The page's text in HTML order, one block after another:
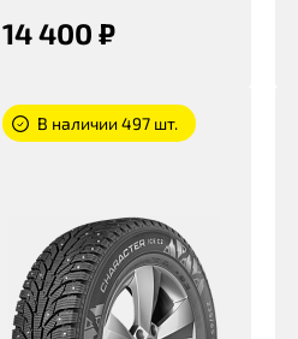
14 400 ₽
В наличии 497 шт.